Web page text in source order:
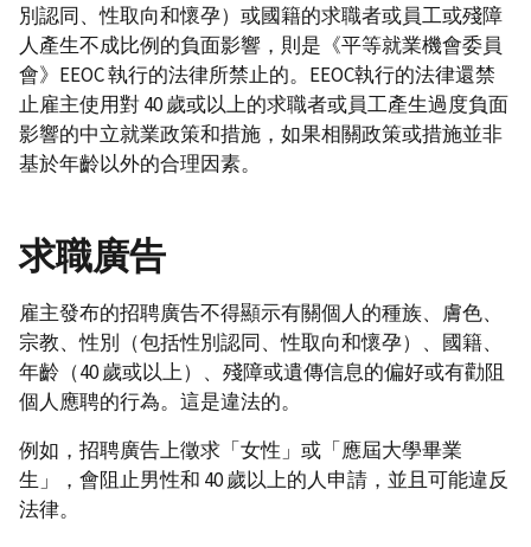
別認同、性取向和懷孕）或國籍的求職者或員工或殘障
人產生不成比例的負面影響，則是《平等就業機會委員
會》EEOC 執行的法律所禁止的。EEOC執行的法律還禁
止雇主使用對 40 歲或以上的求職者或員工產生過度負面
影響的中立就業政策和措施，如果相關政策或措施並非
基於年齡以外的合理因素。
求職廣告
雇主發布的招聘廣告不得顯示有關個人的種族、膚色、
宗教、性別（包括性別認同、性取向和懷孕）、國籍、
年齡（40 歲或以上）、殘障或遺傳信息的偏好或有勸阻
個人應聘的行為。這是違法的。
例如，招聘廣告上徵求「女性」或「應屆大學畢業
生」，會阻止男性和 40 歲以上的人申請，並且可能違反
法律。